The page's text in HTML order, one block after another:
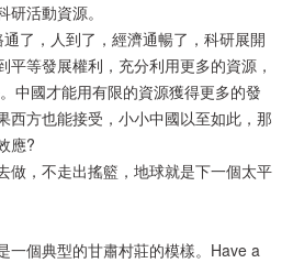
活動資源。
，人到了，經濟通暢了，科研展開
平等發展權利，充分利用更多的資源，
中國才能用有限的資源獲得更多的發
西方也能接受，小小中國以至如此，那
應?
，不走出搖籃，地球就是下一個太平
個典型的甘肅村莊的模樣。Have a